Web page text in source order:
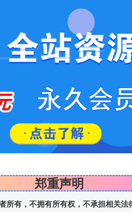
郑重声明
所有，不拥有所有权，不承担相关法